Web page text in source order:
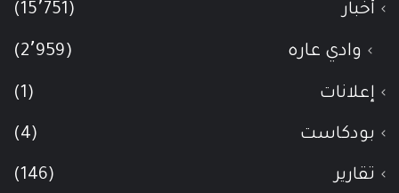
أخبار (15٬751)
وادي عاره (2٬959)
إعلانات (1)
بودكاست (4)
تقارير (146)